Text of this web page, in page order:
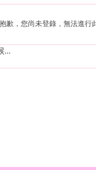
抱歉，您尚未登錄，無法進行
...